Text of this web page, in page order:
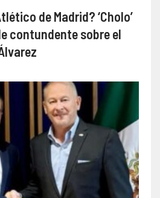
de Madrid? ‘Cholo’
contundente sobre el